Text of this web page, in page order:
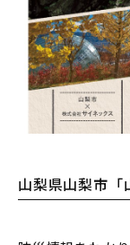
山梨県山梨市「